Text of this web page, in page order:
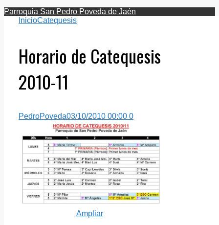
Parroquia San Pedro Poveda de Jaén
InicioCatequesis
Horario de Catequesis
2010-11
PedroPoveda03/10/2010 00:00 0
Ampliar